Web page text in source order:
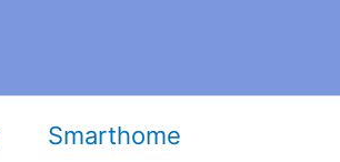
Smarthome